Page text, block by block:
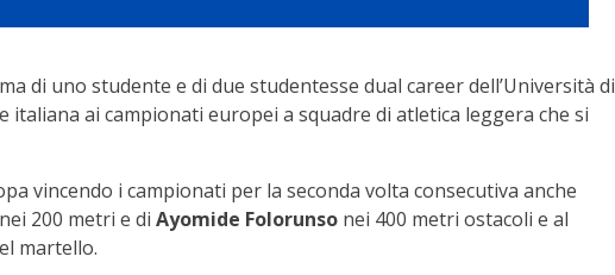
di uno studente e di due studentesse dual career dell’Università di
italiana ai campionati europei a squadre di atletica leggera che si
vincendo i campionati per la seconda volta consecutiva anche
nei 200 metri e di Ayomide Folorunso nei 400 metri ostacoli e al
martello.